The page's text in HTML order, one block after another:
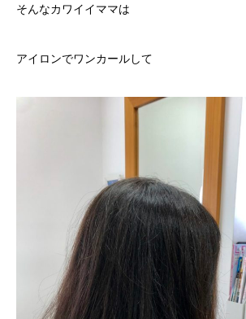
そんなカワイイママは
アイロンでワンカールして